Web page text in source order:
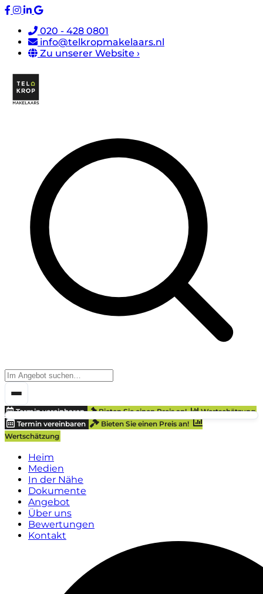
020 - 428 0801
info@telkropmakelaars.nl
Zu unserer Website ›
Termin vereinbaren Bieten Sie einen Preis an!
Wertschätzung
Termin vereinbaren
Bieten Sie einen Preis an!
Wertschätzung
Heim
Medien
In der Nähe
Dokumente
Angebot
Über uns
Bewertungen
Kontakt